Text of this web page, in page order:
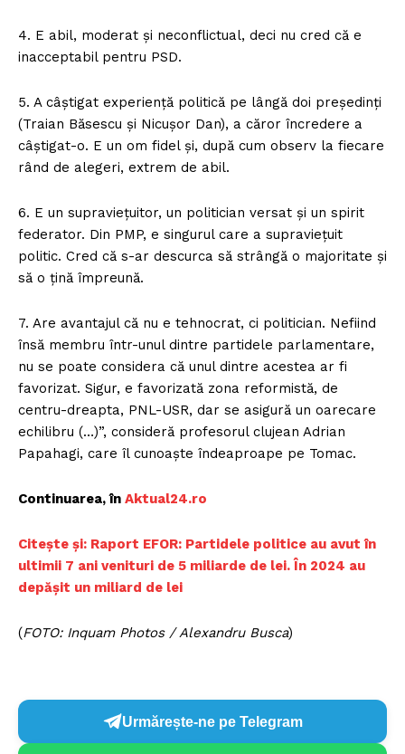
4. E abil, moderat și neconflictual, deci nu cred că e
inacceptabil pentru PSD.
5. A câștigat experiență politică pe lângă doi președinți
(Traian Băsescu și Nicușor Dan), a căror încredere a
câștigat-o. E un om fidel și, după cum observ la fiecare
rând de alegeri, extrem de abil.
6. E un supraviețuitor, un politician versat și un spirit
federator. Din PMP, e singurul care a supraviețuit
politic. Cred că s-ar descurca să strângă o majoritate și
să o țină împreună.
7. Are avantajul că nu e tehnocrat, ci politician. Nefiind
însă membru într-unul dintre partidele parlamentare,
nu se poate considera că unul dintre acestea ar fi
favorizat. Sigur, e favorizată zona reformistă, de
centru-dreapta, PNL-USR, dar se asigură un oarecare
echilibru (…)”, consideră profesorul clujean Adrian
Papahagi, care îl cunoaște îndeaproape pe Tomac.
Continuarea, în Aktual24.ro
Citește și: Raport EFOR: Partidele politice au avut în
ultimii 7 ani venituri de 5 miliarde de lei. În 2024 au
depășit un miliard de lei
(FOTO: Inquam Photos / Alexandru Busca)
Urmărește-ne pe Telegram